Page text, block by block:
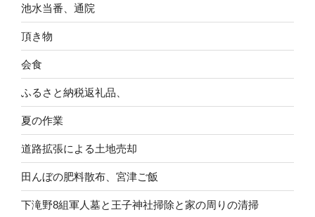
池水当番、通院
頂き物
会食
ふるさと納税返礼品、
夏の作業
道路拡張による土地売却
田んぼの肥料散布、宮津ご飯
下滝野8組軍人墓と王子神社掃除と家の周りの清掃